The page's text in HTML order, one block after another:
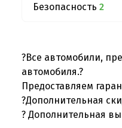
Безопасность 2
?Все автомобили,
автомобиля.?
Предоставляем
?Дополнительная
? Дополнительная